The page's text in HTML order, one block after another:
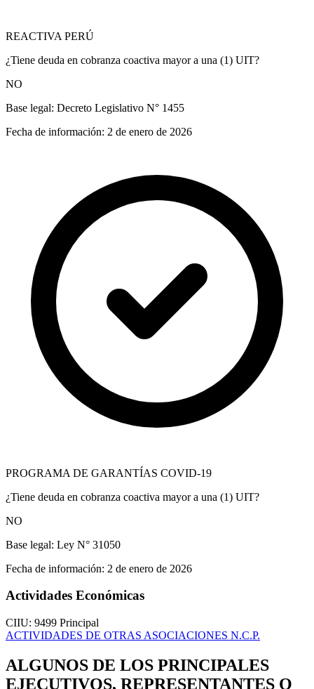
REACTIVA PERÚ
¿Tiene deuda en cobranza coactiva mayor a una (1) UIT?
NO
Base legal: Decreto Legislativo N° 1455
Fecha de información: 2 de enero de 2026
PROGRAMA DE GARANTÍAS COVID-19
¿Tiene deuda en cobranza coactiva mayor a una (1) UIT?
NO
Base legal: Ley N° 31050
Fecha de información: 2 de enero de 2026
Actividades Económicas
CIIU: 9499 Principal
ACTIVIDADES DE OTRAS ASOCIACIONES N.C.P.
ALGUNOS DE LOS PRINCIPALES
EJECUTIVOS, REPRESENTANTES O